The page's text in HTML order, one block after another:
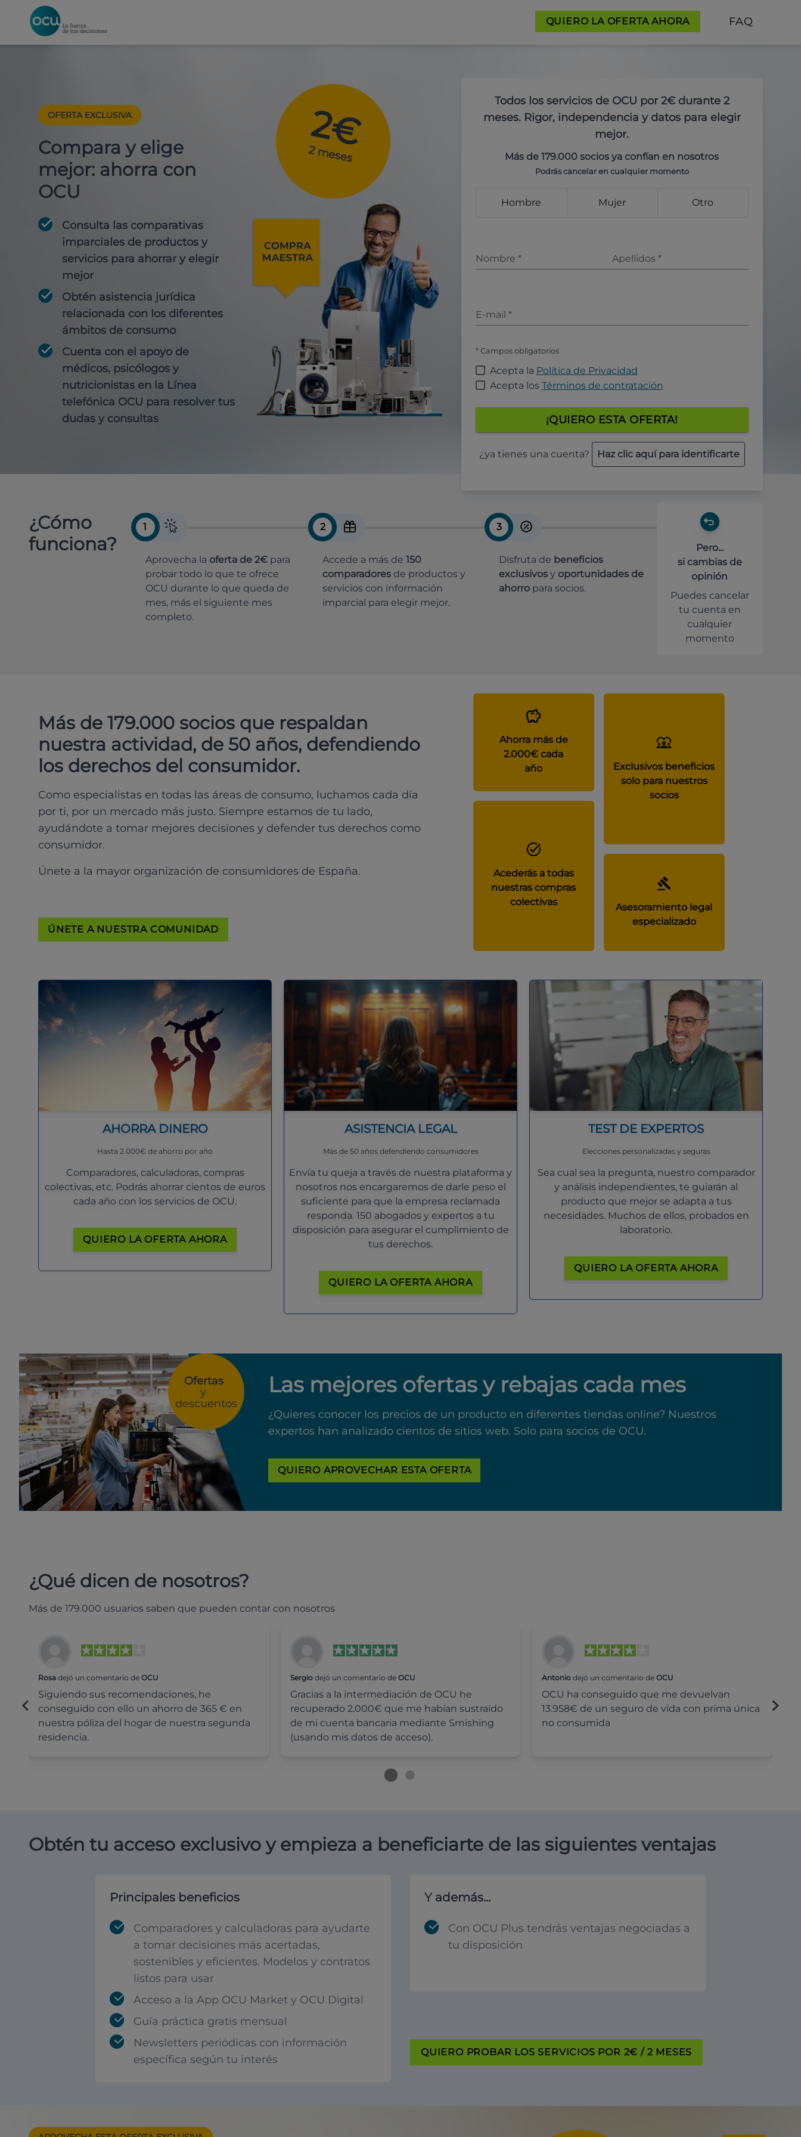
QUIERO LA OFERTA AHORA FAQ
OFERTA EXCLUSIVA
Compara y elige
mejor: ahorra con
OCU
Consulta las comparativas
imparciales de productos y
servicios para ahorrar y elegir
mejor
Obtén asistencia jurídica
relacionada con los diferentes
ámbitos de consumo
Cuenta con el apoyo de
médicos, psicólogos y
nutricionistas en la Línea
telefónica OCU para resolver tus
dudas y consultas
2€
2 meses
Todos los servicios de OCU por 2€ durante 2
meses. Rigor, independencia y datos para elegir
mejor.
Más de 179.000 socios ya confían en nosotros
Podrás cancelar en cualquier momento
Hombre Mujer Otro
Nombre * Apellidos *
E-mail *
* Campos obligatorios
Acepta la Política de Privacidad
Acepta los Términos de contratación
¡QUIERO ESTA OFERTA!
¿ya tienes una cuenta? Haz clic aquí para identificarte
¿Cómo
funciona?
1
Aprovecha la oferta de 2€ para
probar todo lo que te ofrece
OCU durante lo que queda de
mes, más el siguiente mes
completo.
2
Accede a más de 150
comparadoresde productos y
servicios con información
imparcial para elegir mejor.
3
Disfruta de beneficios
exclusivos y oportunidades de
ahorro para socios.
Pero...
si cambias de
opinión
Puedes cancelar
tu cuenta en
cualquier
momento
Más de 179.000 socios que respaldan
nuestra actividad, de 50 años, defendiendo
los derechos del consumidor.
Como especialistas en todas las áreas de consumo, luchamos cada día
por ti, por un mercado más justo. Siempre estamos de tu lado,
ayudándote a tomar mejores decisiones y defender tus derechos como
consumidor.
Únete a la mayor organización de consumidores de España.
ÚNETE A NUESTRA COMUNIDAD
Ahorra más de
2.000€ cada
año
Exclusivos beneficios
solo para nuestros
socios
Acederás a todas
nuestras compras
colectivas
Asesoramiento legal
especializado
AHORRA DINERO
Hasta 2.000€ de ahorro por año
Comparadores, calculadoras, compras
colectivas, etc. Podrás ahorrar cientos de euros
cada año con los servicios de OCU.
QUIERO LA OFERTA AHORA
ASISTENCIA LEGAL
Más de 50 años defendiendo consumidores
Envía tu queja a través de nuestra plataforma y
nosotros nos encargaremos de darle peso el
suficiente para que la empresa reclamada
responda. 150 abogados y expertos a tu
disposición para asegurar el cumplimiento de
tus derechos.
QUIERO LA OFERTA AHORA
TEST DE EXPERTOS
Elecciones personalizadas y seguras
Sea cual sea la pregunta, nuestro comparador
y análisis independientes, te guiarán al
producto que mejor se adapta a tus
necesidades. Muchos de ellos, probados en
laboratorio.
QUIERO LA OFERTA AHORA
Ofertas
y
descuentos
Las mejores ofertas y rebajas cada mes
¿Quieres conocer los precios de un producto en diferentes tiendas online? Nuestros
expertos han analizado cientos de sitios web. Solo para socios de OCU.
QUIERO APROVECHAR ESTA OFERTA
¿Qué dicen de nosotros?
Más de 179.000 usuarios saben que pueden contar con nosotros
Rosa dejó un comentario de OCU
Siguiendo sus recomendaciones, he
conseguido con ello un ahorro de 365 € en
nuestra póliza del hogar de nuestra segunda
residencia.
Sergiodejó un comentario de OCU
Gracias a la intermediación de OCU he
recuperado 2.000€ que me habían sustraido
de mi cuenta bancaria mediante Smishing
(usando mis datos de acceso).
Antonio dejó un comentario deOCU
OCU ha conseguido que me devuelvan
13.958€ de un seguro de vida con prima única
no consumida
Obtén tu acceso exclusivo y empieza a beneficiarte de las siguientes ventajas
Principales beneficios
Comparadores y calculadoras para ayudarte
a tomar decisiones más acertadas,
sostenibles y eficientes. Modelos y contratos
listos para usar
Acceso a la App OCU Market y OCU Digital
Guía práctica gratis mensual
Newsletters periódicas con información
específica según tu interés
Y además...
Con OCU Plus tendrás ventajas negociadas a
tu disposición
QUIERO PROBAR LOS SERVICIOS POR 2€ / 2 MESES